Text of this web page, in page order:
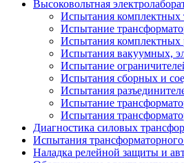
Высоковольтная
Испытания комплектных
Испытание
Испытания комплектных
Испытания вакуумных,
Испытание
Испытания сборных и
Испытания
Испытание
Испытания
Диагностика силовых
Испытания трансформаторного
Наладка релейной защиты и